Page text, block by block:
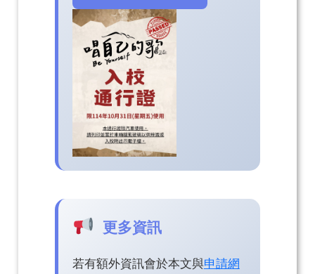
更多資訊
若有額外資訊會於本文與申請網